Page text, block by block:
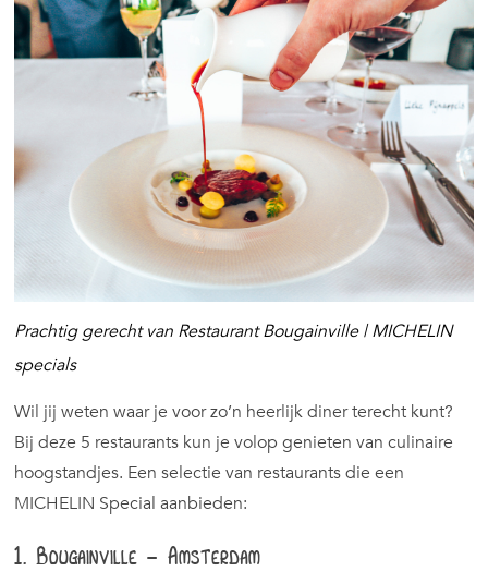
Prachtig gerecht van Restaurant Bougainville | MICHELIN
specials
Wil jij weten waar je voor zo’n heerlijk diner terecht kunt?
Bij deze 5 restaurants kun je volop genieten van culinaire
hoogstandjes. Een selectie van restaurants die een
MICHELIN Special aanbieden:
1. Bougainville – Amsterdam